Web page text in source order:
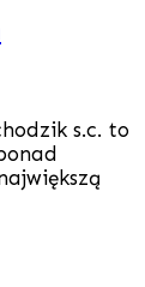
s.c. to